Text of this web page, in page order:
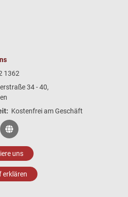
1362
34 - 40,
Kostenfrei am Geschäft
uns
erklären